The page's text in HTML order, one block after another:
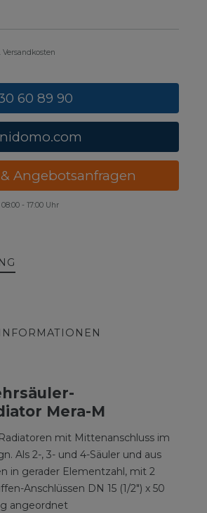
60 89 90
Angebotsanfragen
08:00 - 17:00 Uhr
Mera-M
mit Mittenanschluss im
Als 2-, 3- und 4-Säuler und aus
in gerader Elementzahl, mit 2
Anschlüssen DN 15 (1/2") x 50
angeordnet